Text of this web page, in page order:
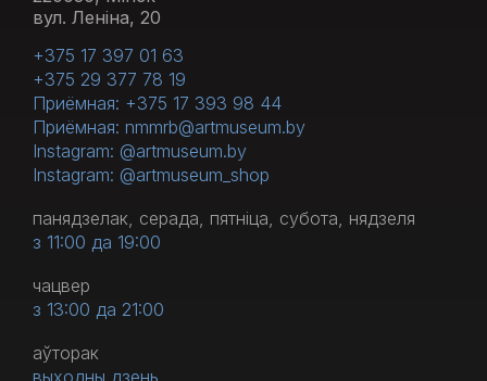
вул. Леніна, 20
+375 17 397 01 63
+375 29 377 78 19
Приёмная: +375 17 393 98 44
Приёмная: nmmrb@artmuseum.by
Instagram: @artmuseum.by
Instagram: @artmuseum_shop
панядзелак, серада, пятніца, субота, нядзеля
з 11:00 да 19:00
чацвер
з 13:00 да 21:00
аўторак
выходны дзень